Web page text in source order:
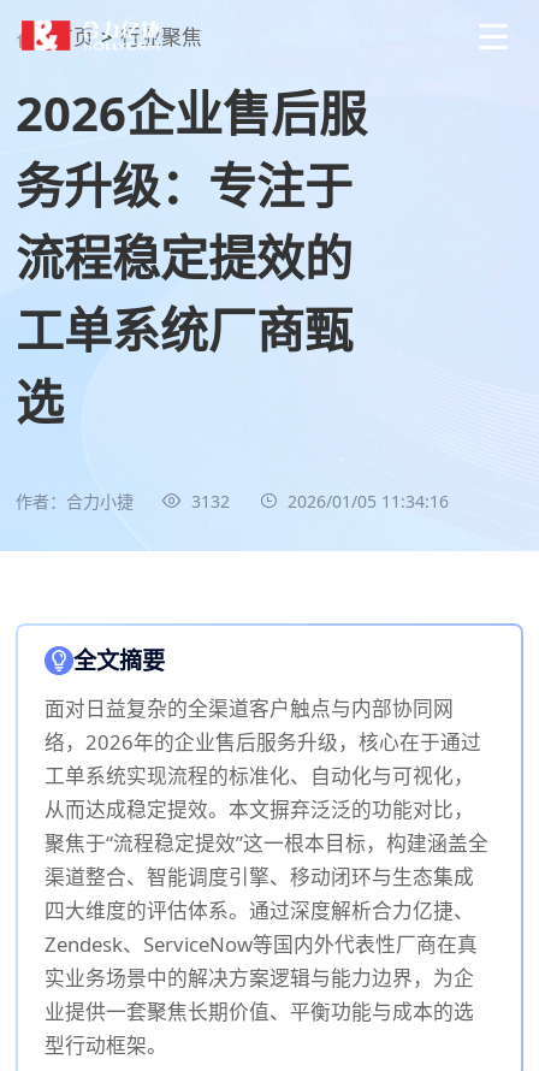
首页 > 行业聚焦
2026企业售后服
务升级：专注于
流程稳定提效的
工单系统厂商甄
选
作者：合力小捷 3132 2026/01/05 11:34:16
全文摘要
面对日益复杂的全渠道客户触点与内部协同网
络，2026年的企业售后服务升级，核心在于通过
工单系统实现流程的标准化、自动化与可视化，
从而达成稳定提效。本文摒弃泛泛的功能对比，
聚焦于“流程稳定提效”这一根本目标，构建涵盖全
渠道整合、智能调度引擎、移动闭环与生态集成
四大维度的评估体系。通过深度解析合力亿捷、
Zendesk、ServiceNow等国内外代表性厂商在真
实业务场景中的解决方案逻辑与能力边界，为企
业提供一套聚焦长期价值、平衡功能与成本的选
型行动框架。